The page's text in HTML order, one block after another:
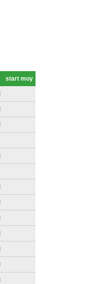
start moy